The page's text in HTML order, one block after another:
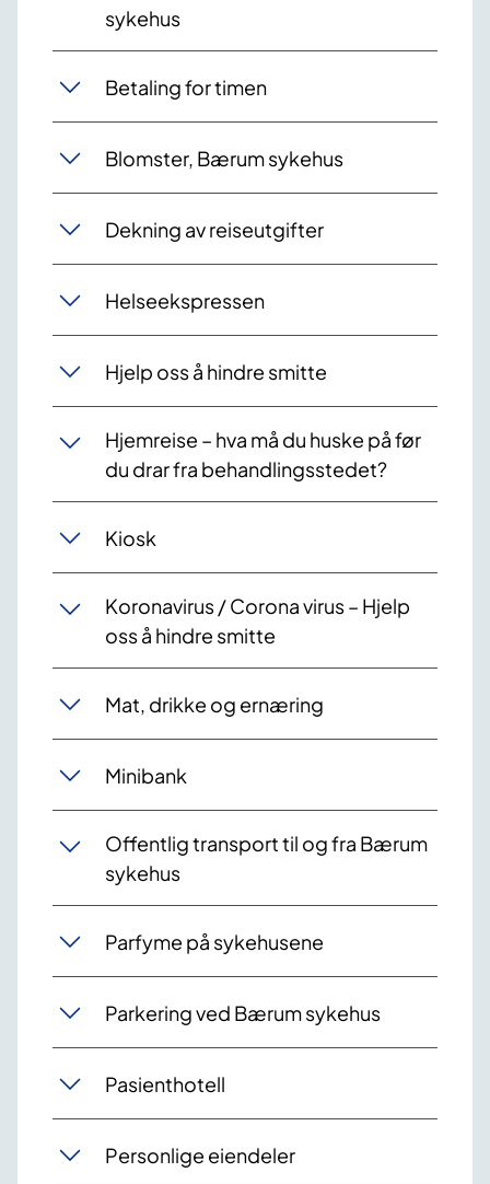
sykehus
Betaling for timen
Blomster, Bærum sykehus
Dekning av reiseutgifter
Helseekspressen
Hjelp oss å hindre smitte
Hjemreise – hva må du huske på før
du drar fra behandlingsstedet?
Kiosk
Koronavirus / Corona virus – Hjelp
oss å hindre smitte
Mat, drikke og ernæring
Minibank
Offentlig transport til og fra Bærum
sykehus
Parfyme på sykehusene
Parkering ved Bærum sykehus
Pasienthotell
Personlige eiendeler